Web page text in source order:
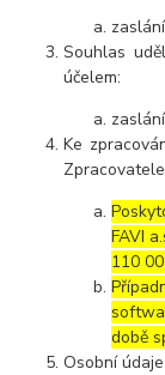
Souhlas
účelem:
Ke
FAVI
110
době
Osobní